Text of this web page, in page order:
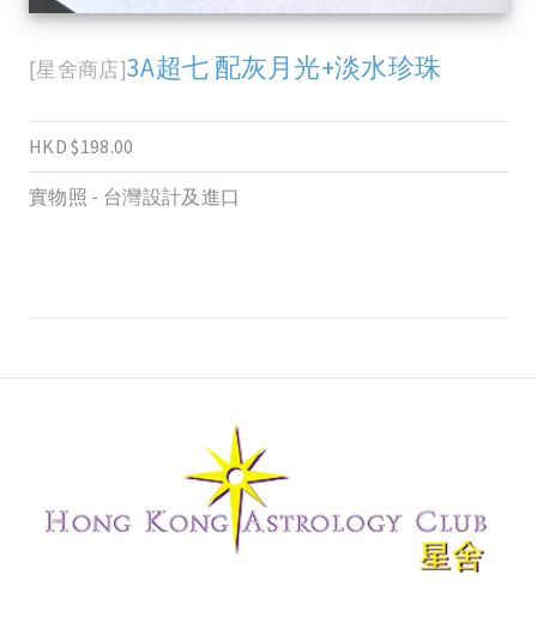
[星舍商店]3A超七 配灰月光+淡水珍珠
HKD $198.00
實物照 - 台灣設計及進口